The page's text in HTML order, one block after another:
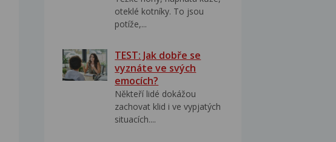
oteklé kotníky. To jsou
potíže,...
TEST: Jak dobře se
vyznáte ve svých
emocích?
Někteří lidé dokážou
zachovat klid i ve vypjatých
situacích....